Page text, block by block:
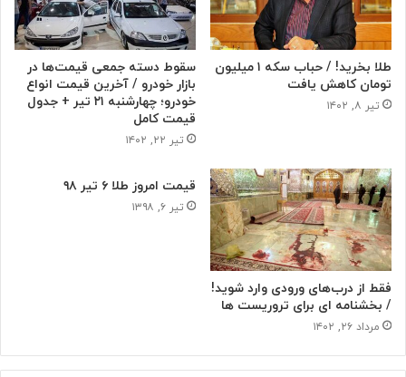
طلا بخرید! / حباب سکه ۱ میلیون
تومان کاهش یافت
تیر ۸, ۱۴۰۲
سقوط دسته جمعی قیمت‌ها در
بازار خودرو / آخرین قیمت انواع
خودرو؛ چهارشنبه ۲۱ تیر + جدول
قیمت کامل
تیر ۲۲, ۱۴۰۲
فقط از درب‌های ورودی وارد شوید!
/ بخشنامه ای برای تروریست ها
مرداد ۲۶, ۱۴۰۲
قیمت امروز طلا ۶ تیر ۹۸
تیر ۶, ۱۳۹۸